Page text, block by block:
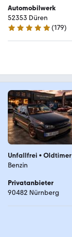
Automobilwerk
52353 Düren
5 Sterne
(179)
Unfallfrei • Oldtimer
Benzin
Privatanbieter
90482 Nürnberg